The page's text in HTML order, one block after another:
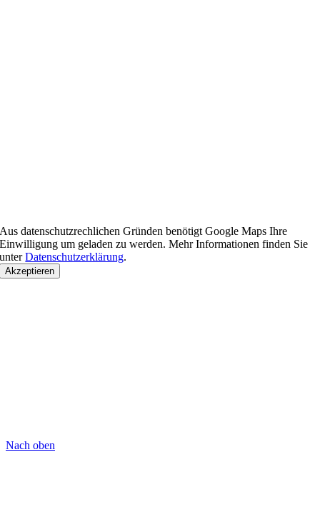
Aus datenschutzrechlichen Gründen benötigt Google Maps Ihre
Einwilligung um geladen zu werden. Mehr Informationen finden Sie
unterDatenschutzerklärung.
Akzeptieren
Nach oben